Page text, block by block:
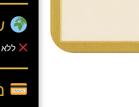
ללא